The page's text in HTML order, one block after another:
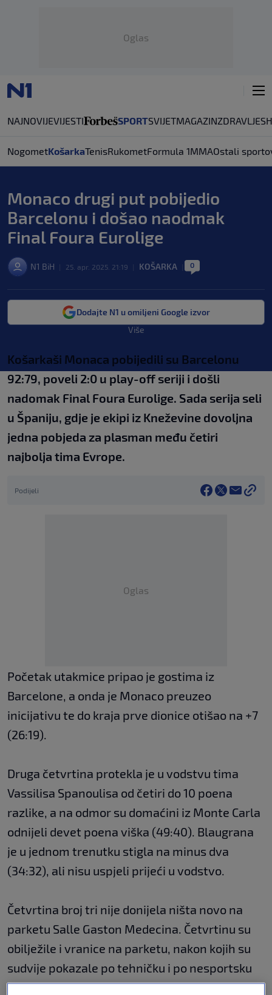
Oglas
NAJNOVIJEVIJESTI SPORTSVIJETMAGAZINZDRAVLJE
NogometKošarkaTenisRukometFormula 1MMAOstali
Monaco drugi put pobijedio
Barcelonu i došao naodmak
Final Foura Eurolige
N1 BiH 25. apr. 2025. 21:19 KOŠARKA 0
Dodajte N1 u omiljeni Google izvor
Više
Košarkaši Monaca pobijedili su Barcelonu
92:79, poveli 2:0 u play-off seriji i došli
nadomak Final Foura Eurolige. Sada serija seli
u Španiju, gdje je ekipi iz Kneževine dovoljna
jedna pobjeda za plasman među četiri
najbolja tima Evrope.
Podijeli
Oglas
Početak utakmice pripao je gostima iz
Barcelone, a onda je Monaco preuzeo
inicijativu te do kraja prve dionice otišao na +7
(26:19).
Druga četvrtina protekla je u vodstvu tima
Vassilisa Spanoulisa od četiri do 10 poena
razlike, a na odmor su domaćini iz Monte Carla
odnijeli devet poena viška (49:40). Blaugrana
je u jednom trenutku stigla na minus dva
(34:32), ali nisu uspjeli prijeći u vodstvo.
Četvrtina broj tri nije donijela ništa novo na
parketu Salle Gaston Medecina. Četvrtinu su
obilježile i vranice na parketu, nakon kojih su
sudvije pokazale po tehničku i po nesportsku
sa obje strane.